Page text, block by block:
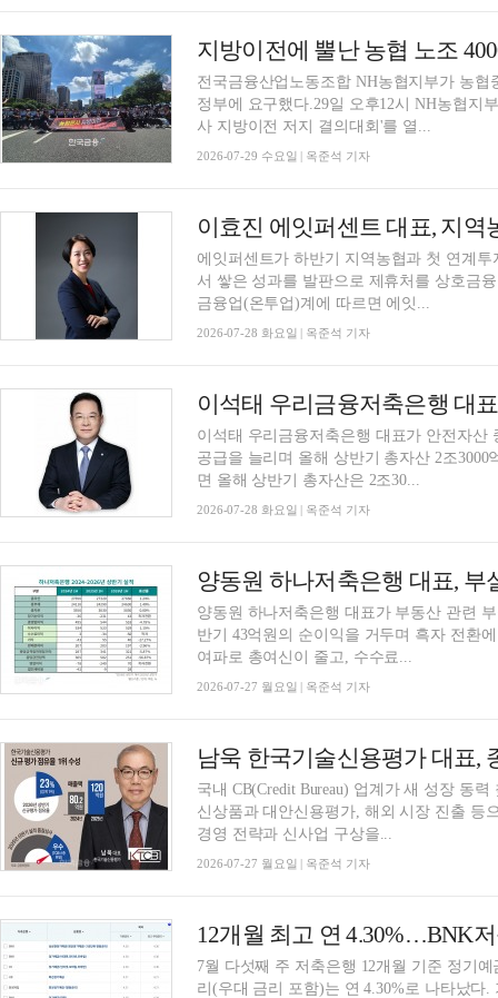
전국금융산업노동조합 NH농협지부가 농
정부에 요구했다.29일 오후12시 NH농협지
사 지방이전 저지 결의대회'를 열...
2026-07-29 수요일 | 옥준석 기자
에잇퍼센트가 하반기 지역농협과 첫 연계
서 쌓은 성과를 발판으로 제휴처를 상호금
금융업(온투업)계에 따르면 에잇...
2026-07-28 화요일 | 옥준석 기자
이석태 우리금융저축은행 대표가 안전자
공급을 늘리며 올해 상반기 총자산 2조
면 올해 상반기 총자산은 2조30...
2026-07-28 화요일 | 옥준석 기자
양동원 하나저축은행 대표가 부동산 관련
반기 43억원의 순이익을 거두며 흑자 전환
여파로 총여신이 줄고, 수수료...
2026-07-27 월요일 | 옥준석 기자
국내 CB(Credit Bureau) 업계가 새 성장 동
신상품과 대안신용평가, 해외 시장 진출 등
경영 전략과 신사업 구상을...
2026-07-27 월요일 | 옥준석 기자
7월 다섯째 주 저축은행 12개월 기준 정기
리(우대 금리 포함)는 연 4.30%로 나타났다